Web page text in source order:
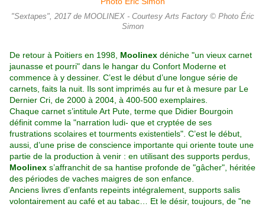
"Sextapes", 2017 de MOOLINEX - Courtesy Arts Factory © Photo Éric
Simon
De retour à Poitiers en 1998, Moolinex déniche "un vieux carnet
jaunasse et pourri" dans le hangar du Confort Moderne et
commence à y dessiner. C’est le début d’une longue série de
carnets, faits la nuit. Ils sont imprimés au fur et à mesure par Le
Dernier Cri, de 2000 à 2004, à 400-500 exemplaires.
Chaque carnet s’intitule Art Pute, terme que Didier Bourgoin
définit comme la "narration ludi- que et cryptée de ses
frustrations scolaires et tourments existentiels". C’est le début,
aussi, d’une prise de conscience importante qui oriente toute une
partie de la production à venir : en utilisant des supports perdus,
Moolinex s’affranchit de sa hantise profonde de "gâcher", héritée
des périodes de vaches maigres de son enfance.
Anciens livres d’enfants repeints intégralement, supports salis
volontairement au café et au tabac… Et le désir, toujours, de "ne